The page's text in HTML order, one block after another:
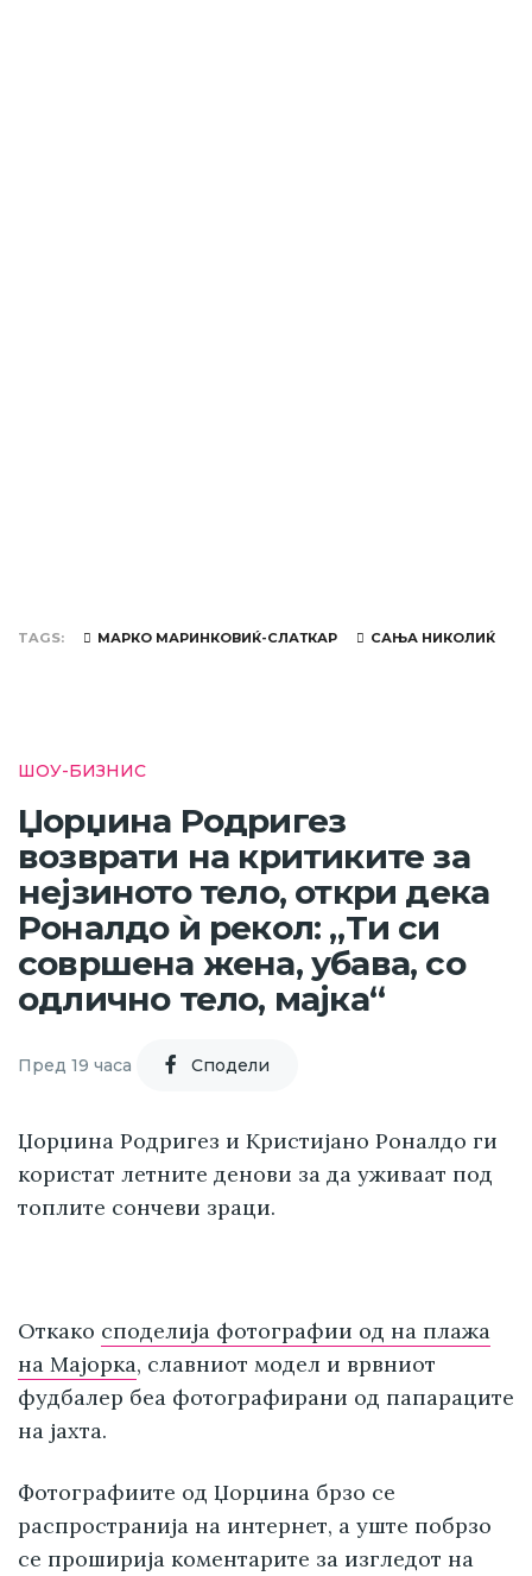
TAGS МАРКО МАРИНКОВИЌ-СЛАТКАР САЊА НИКОЛИЌ
ШОУ-БИЗНИС
Џорџина Родригез
возврати на критиките за
нејзиното тело, откри дека
Роналдо ѝ рекол: „Ти си
совршена жена, убава, со
одлично тело, мајка“
Пред 19 часа Cподели
Џорџина Родригез и Кристијано Роналдо ги
користат летните денови за да уживаат под
топлите сончеви зраци.
Откако споделија фотографии од на плажа
на Мајорка, славниот модел и врвниот
фудбалер беа фотографирани од папараците
на јахта.
Фотографиите од Џорџина брзо се
распространија на интернет, а уште побрзо
се проширија коментарите за изгледот на